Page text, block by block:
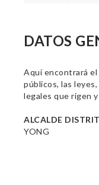
DATOS
Aquí encontrará
públicos, las
legales que rigen
ALCALDE
YONG